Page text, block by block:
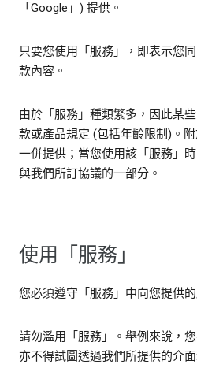
「Google」) 提供。
只要您使用「服務」，即表示您
款內容。
由於「服務」種類繁多，因此某
款或產品規定 (包括年齡限制)。附
一併提供；當您使用該「服務」
與我們所訂協議的一部分。
使用「服務」
您必須遵守「服務」中向您提供的
請勿濫用「服務」。舉例來說，
亦不得試圖透過我們所提供的介